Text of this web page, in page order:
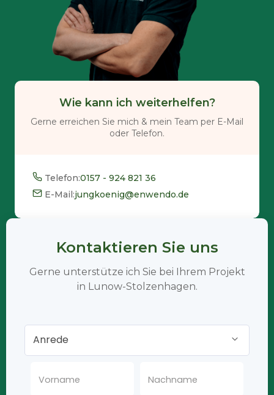
Wie kann ich weiterhelfen?
Gerne erreichen Sie mich & mein Team per E-Mail
oder Telefon.
Telefon:0157 - 924 821 36
E-Mail:jungkoenig@enwendo.de
Kontaktieren Sie uns
Gerne unterstütze ich Sie bei Ihrem Projekt
in Lunow-Stolzenhagen.